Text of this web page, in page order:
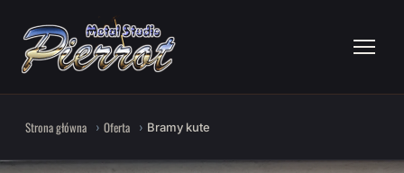
Strona główna Oferta Bramy kute